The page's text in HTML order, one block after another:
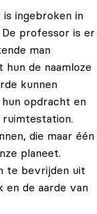
is ingebroken in
professor is er
man
hun de naamloze
kunnen
opdracht en
die maar één
planeet.
te bevrijden uit
en de aarde van